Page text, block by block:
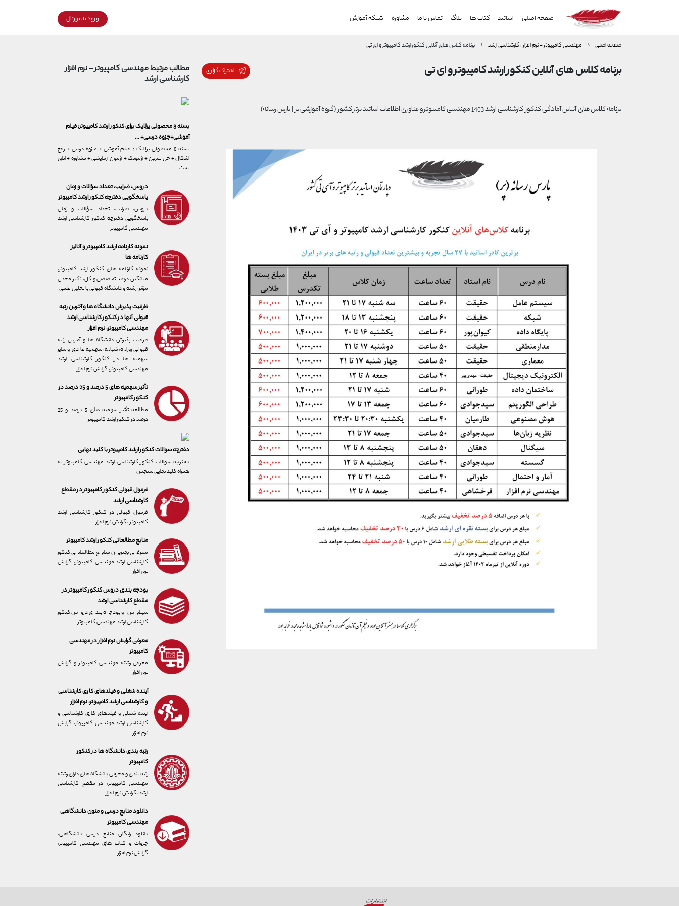
صفحه اصلی اساتید کتاب ها بلاگ تماس با ما مشاوره شبکه آموزش ورود به پورتال
صفحه اصلی مهندسی کامپیوتر - نرم افزار ، کارشناسی ارشد برنامه کلاس های آنلاین کنکور ارشد کامپیوتر و ای تی
برنامه کلاس های آنلاین کنکور ارشد کامپیوتر و ای تی اشتراک گزاری
برنامه کلاس های آنلاین آمادگی کنکور کارشناسی ارشد 1403 مهندسی کامپیوتر و فناوری اطلاعات اساتید برتر کشور (گروه آموزشی پر | پارس رسانه)
مطالب مرتبطمهندسی کامپیوتر - نرم افزار
کارشناسی ارشد
بسته 8 محصولی پرلایک برای کنکور ارشد کامپیوتر: فیلم
آموشی+جزوه درسی+ ...
بسته 8 محصولی پرلایک : فیلم آموشی + جزوه درسی + رفع
اشکال + حل تمرین + آزمونک + آزمون آزمایشی + مشاوره + اتاق
بحث
دروس، ضرایب، تعداد سؤالات و زمان
پاسخگویی دفترچه کنکور ارشد کامپیوتر
دروس، ضرایب، تعداد سؤالات و زمان
پاسخگویی دفترچه کنکور کارشناسی ارشد
مهندسی کامپیوتر
نمونه کارنامه ارشد کامپیوتر و آنالیز
کارنامه ها
نمونه کارنامه های کنکور ارشد کامپیوتر،
میانگین درصد تخصصی و کل، تأثیر معدل
مؤثر، رشته و دانشگاه قبولی با تحلیل علمی
ظرفیت پذیرش دانشگاه ها و آخرین رتبه
قبولی آنها در کنکور کارشناسی ارشد
مهندسی کامپیوتر، نرم افزار
ظرفیت پذیرش دانشگاه ها و آخرین رتبه
قبولی روزانه، شبانه، سهمیه عادی و سایر
سهمیه ها در کنکور کارشناسی ارشد
مهندسی کامپیوتر، گرایش نرم افزار
تأثیر سهمیه های 5 درصد و 25 درصد در
کنکور کامپیوتر
مطالعه تأثیر سهمیه های 5 درصد و 25
درصد در کنکور ارشد کامپیوتر
دفترچه سوالات کنکور ارشد کامپیوتر با کلید نهایی
دفترچه سوالات کنکور کارشناسی ارشد مهندسی کامپیوتر به
همراه کلید نهایی سنجش
فرمول قبولی کنکور کامپیوتر در مقطع
کارشناسی ارشد
فرمول قبولی در کنکور کارشناسی ارشد
کامپیوتر ، گرایش نرم افزار
منابع مطالعاتی کنکور ارشد کامپیوتر
معرفی بهترین منابع مطالعاتی کنکور
کارشناسی ارشد مهندسی کامپیوتر، گرایش
نرم افزار
بودجه بندی دروس کنکور کامپیوتر در
مقطع کارشناسی ارشد
سیلابس و بودجه بندی دروس کنکور
کارشناسی ارشد مهندسی کامپیوتر
معرفی گرایش نرم افزار در مهندسی
کامپیوتر
معرفی رشته مهندسی کامپیوتر و گرایش
نرم افزار
آینده شغلی و فیلدهای کاری کارشناسی
و کارشناسی ارشد کامپیوتر، نرم افزار
آینده شغلی و فیلدهای کاری کارشناسی و
کارشناسی ارشد مهندسی کامپیوتر، گرایش
نرم افزار
رتبه بندی دانشگاه ها در کنکور
کامپیوتر
رتبه بندی و معرفی دانشگاه های دارای رشته
مهندسی کامپیوتر، در مقطع کارشناسی
ارشد، گرایش نرم افزار
دانلود منابع درسی و متون دانشگاهی
مهندسی کامپیوتر
دانلود رایگان منابع درسی دانشگاهی،
جزوات و کتاب های مهندسی کامپیوتر،
گرایش نرم افزار